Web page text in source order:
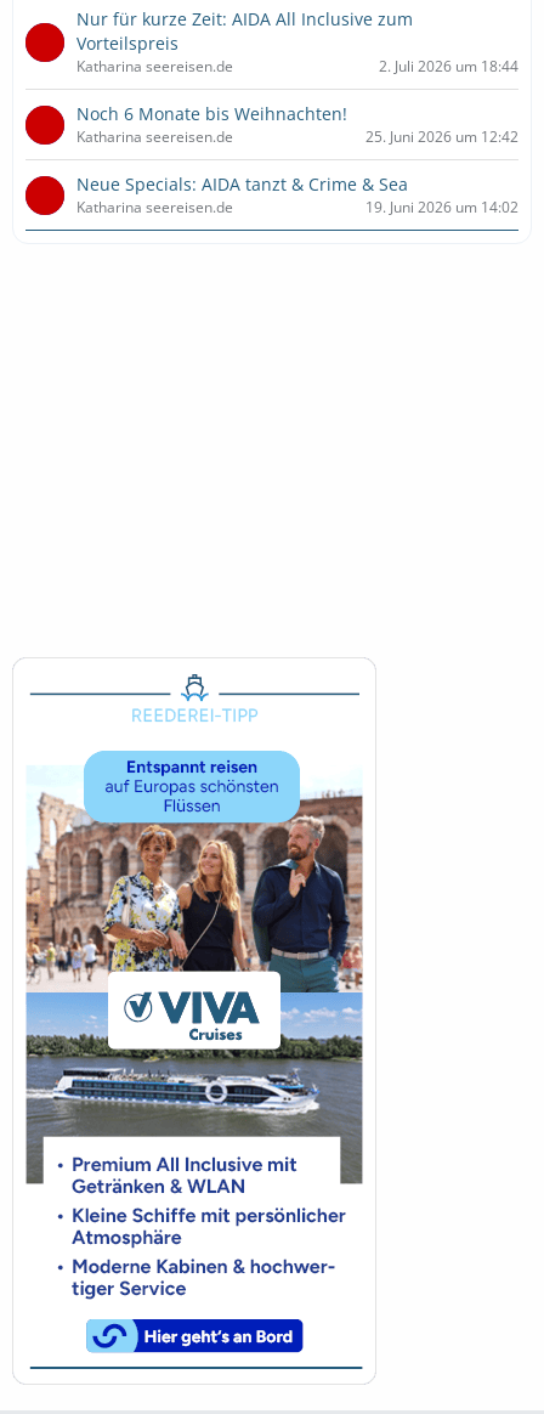
Nur für kurze Zeit: AIDA All Inclusive zum
Vorteilspreis
Katharina seereisen.de 2. Juli 2026 um 18:44
Noch 6 Monate bis Weihnachten!
Katharina seereisen.de 25. Juni 2026 um 12:42
Neue Specials: AIDA tanzt & Crime & Sea
Katharina seereisen.de 19. Juni 2026 um 14:02